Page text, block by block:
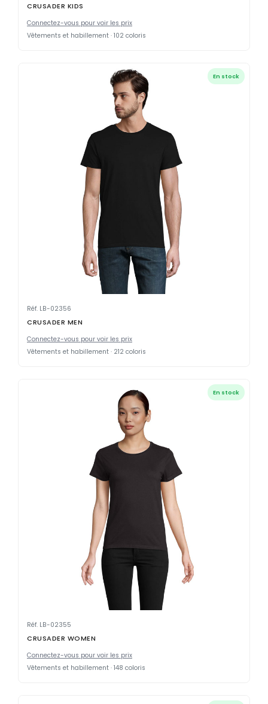
CRUSADER KIDS
Connectez-vous pour voir les prix
Vêtements et habillement · 102 coloris
En stock
Réf. LB-02356
CRUSADER MEN
Connectez-vous pour voir les prix
Vêtements et habillement · 212 coloris
En stock
Réf. LB-02355
CRUSADER WOMEN
Connectez-vous pour voir les prix
Vêtements et habillement · 148 coloris